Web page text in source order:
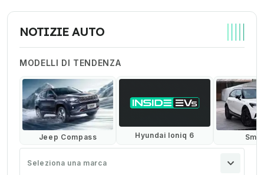
NOTIZIE AUTO
MODELLI DI TENDENZA
Jeep Compass Hyundai Ioniq 6
Seleziona una marca